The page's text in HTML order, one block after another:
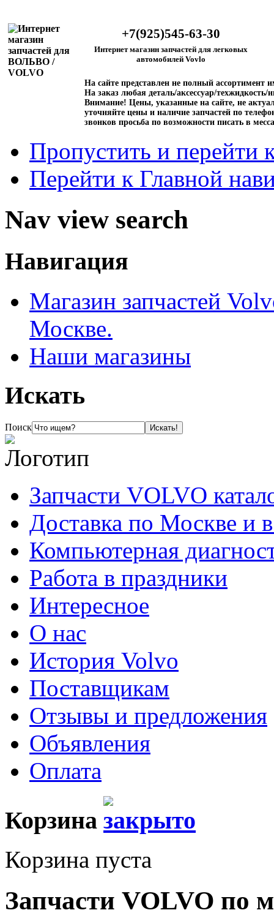
+7(925)545-63-30
Интернет магазин запчастей для легковых
автомобилей Vovlo
На сайте представлен не полный ассортимент
На заказ любая деталь/аксессуар/техжидкость/
Внимание! Цены, указанные на сайте, не
уточняйте цены и наличие запчастей по
звонков просьба по возможности писать в
Пропустить и перейти
Перейти к Главной
Nav view search
Навигация
Магазин запчастей
Москве.
Наши магазины
Искать
Поиск
Запчасти VOLVO
Доставка по Москве и
Компьютерная
Работа в праздники
Интересное
О нас
История Volvo
Поставщикам
Отзывы и предложения
Объявления
Оплата
Корзина
Корзина пуста
Запчасти VOLVO по